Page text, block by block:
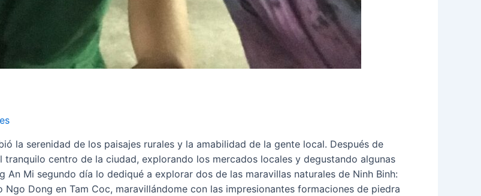
la serenidad de los paisajes rurales y la amabilidad de la gente local. Después de
centro de la ciudad, explorando los mercados locales y degustando algunas
An Mi segundo día lo dediqué a explorar dos de las maravillas naturales de Ninh Binh:
Dong en Tam Coc, maravillándome con las impresionantes formaciones de piedra